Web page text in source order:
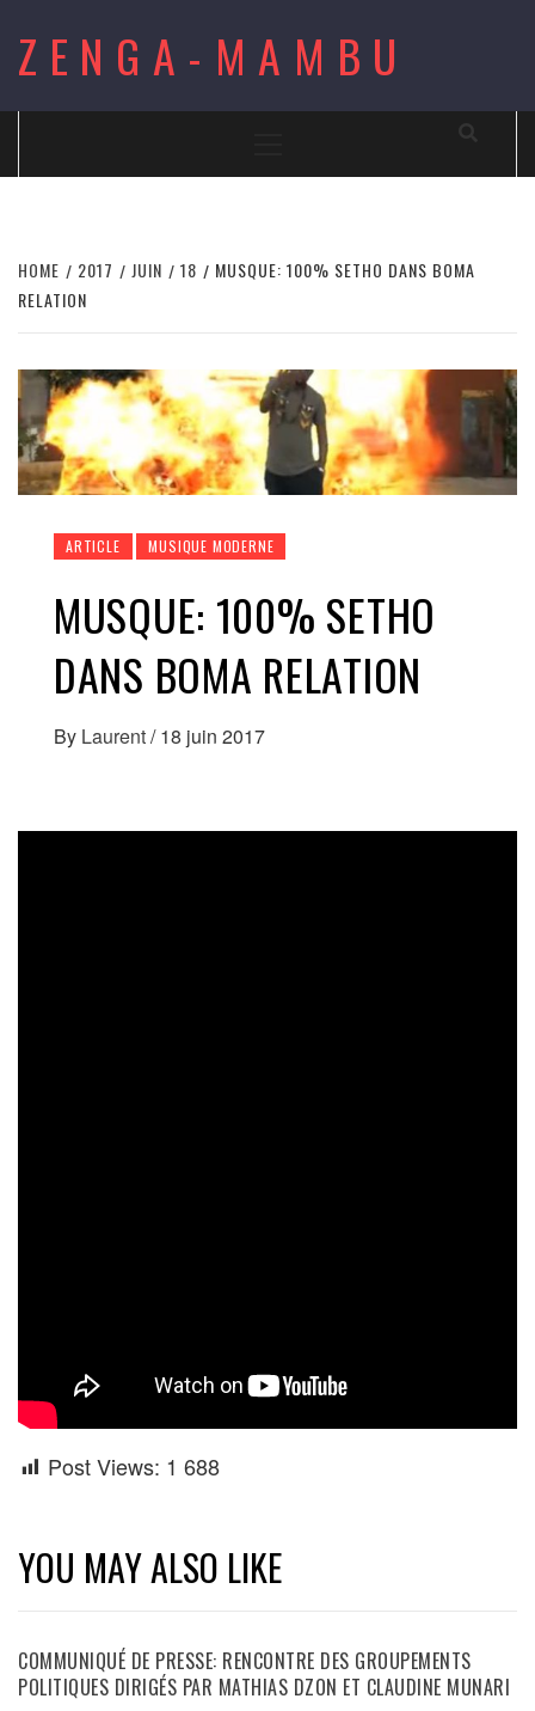
content
ZENGA-MAMBU
HOME 2017 JUIN 18
MUSQUE: 100% SETHO DANS BOMA
RELATION
ARTICLE MUSIQUE MODERNE
MUSQUE: 100% SETHO
DANS BOMA RELATION
By Laurent/ 18 juin 2017
Post Views: 1 688
YOU MAY ALSO LIKE
COMMUNIQUÉ DE PRESSE: RENCONTRE DES GROUPEMENTS
POLITIQUES DIRIGÉS PAR MATHIAS DZON ET CLAUDINE MUNARI